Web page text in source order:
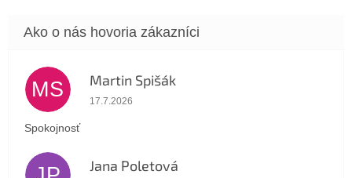
MS Martin Spišák
Hodnotenie obchodu je 5 z 5 hviezdičiek.
17.7.2026
Spokojnosť
Jana Poletová